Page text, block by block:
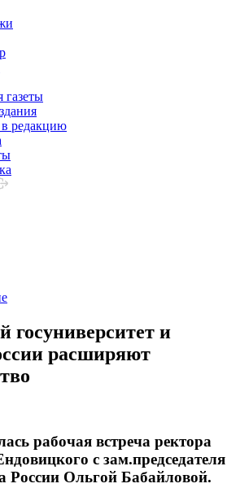
газеты
редакцию
госуниверситет и
расширяют
рабочая встреча ректора
с зам.председателя
Ольгой Бабайловой.